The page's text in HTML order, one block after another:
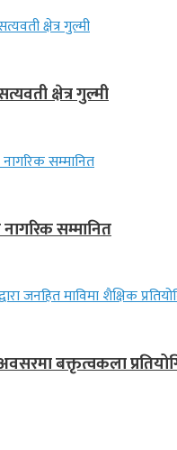
क्षेत्र गुल्मी
सम्मानित
बक्तृत्वकला